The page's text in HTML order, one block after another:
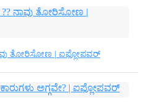
ತೋರಿಸೋಣ | ಐಫ್ಲೋಪವರ್